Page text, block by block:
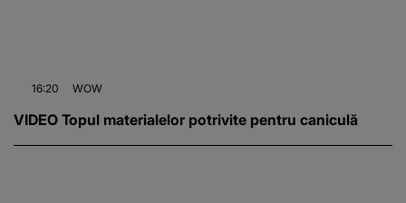
16:20 WOW
VIDEO Topul materialelor potrivite pentru caniculă